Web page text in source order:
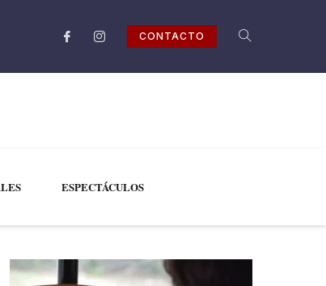
CONTACTO
ESPECTÁCULOS